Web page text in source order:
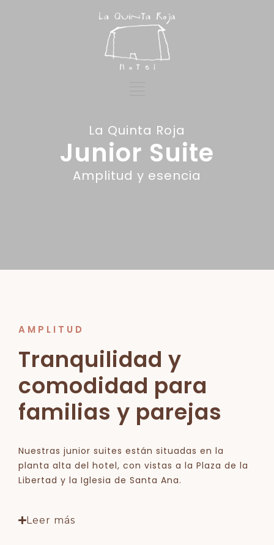
La Quinta Roja
Junior Suite
Amplitud y esencia
AMPLITUD
Tranquilidad y
comodidad para
familias y parejas
Nuestras junior suites están situadas en la
planta alta del hotel, con vistas a la Plaza de la
Libertad y la Iglesia de Santa Ana.
Leer más